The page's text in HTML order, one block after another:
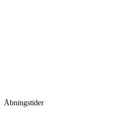
Åbningstider